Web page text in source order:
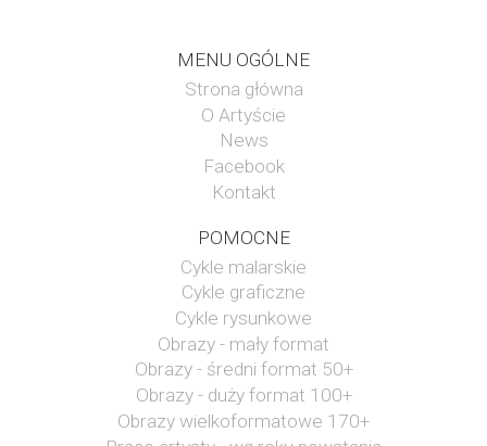
MENU OGÓLNE
Strona główna
O Artyście
News
Facebook
Kontakt
POMOCNE
Cykle malarskie
Cykle graficzne
Cykle rysunkowe
Obrazy - mały format
Obrazy - średni format 50+
Obrazy - duży format 100+
Obrazy wielkoformatowe 170+